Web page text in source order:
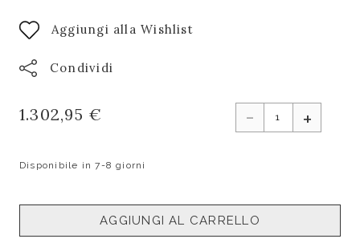
Aggiungi alla Wishlist
Condividi
1.302,95 € - +
Disponibile in 7-8 giorni
AGGIUNGI AL CARRELLO